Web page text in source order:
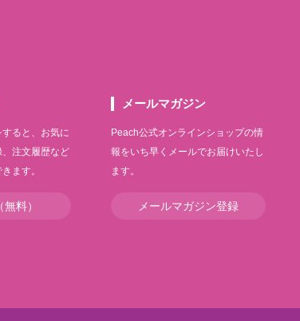
ると、お気に
注文履歴など
ます。
料）
メールマガジン
Peach公式オンラインショップの情
報をいち早くメールでお届けいたし
ます。
メールマガジン登録